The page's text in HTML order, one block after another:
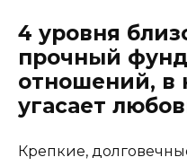
4 уровня
прочный
отношений, в
угасает
Крепкие,